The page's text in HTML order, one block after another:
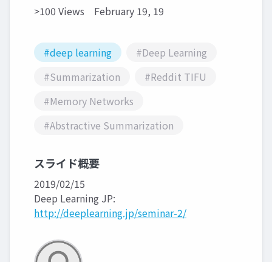
>100 Views February 19, 19
#deep learning
#Deep Learning
#Summarization
#Reddit TIFU
#Memory Networks
#Abstractive Summarization
スライド概要
2019/02/15
Deep Learning JP:
http://deeplearning.jp/seminar-2/